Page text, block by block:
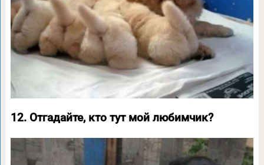
12. Отгадайте, кто тут мой любимчик?